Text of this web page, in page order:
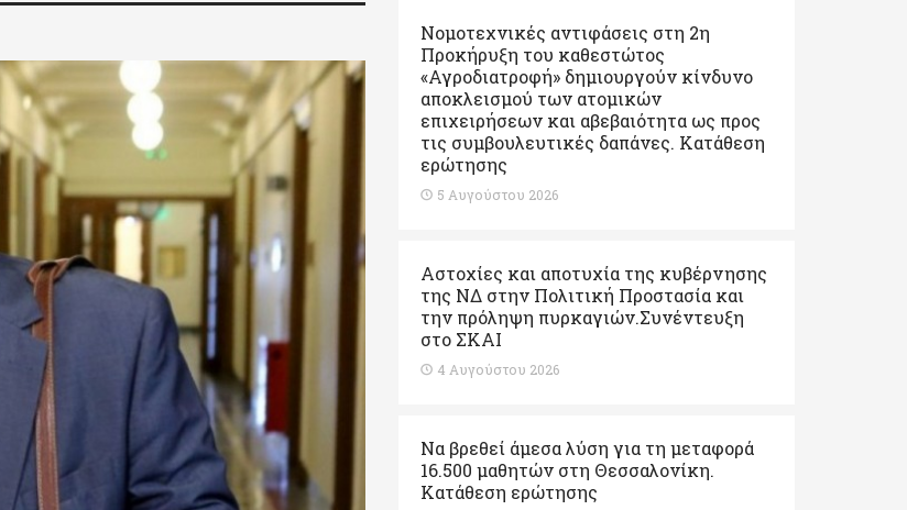
Νομοτεχνικές αντιφάσεις στη 2η
Προκήρυξη του καθεστώτος
«Αγροδιατροφή» δημιουργούν κίνδυνο
αποκλεισμού των ατομικών
επιχειρήσεων και αβεβαιότητα ως προς
τις συμβουλευτικές δαπάνες. Κατάθεση
ερώτησης
5 Αυγούστου 2026
Αστοχίες και αποτυχία της κυβέρνησης
της ΝΔ στην Πολιτική Προστασία και
την πρόληψη πυρκαγιών.Συνέντευξη
στο ΣΚΑΙ
4 Αυγούστου 2026
Να βρεθεί άμεσα λύση για τη μεταφορά
16.500 μαθητών στη Θεσσαλονίκη.
Κατάθεση ερώτησης